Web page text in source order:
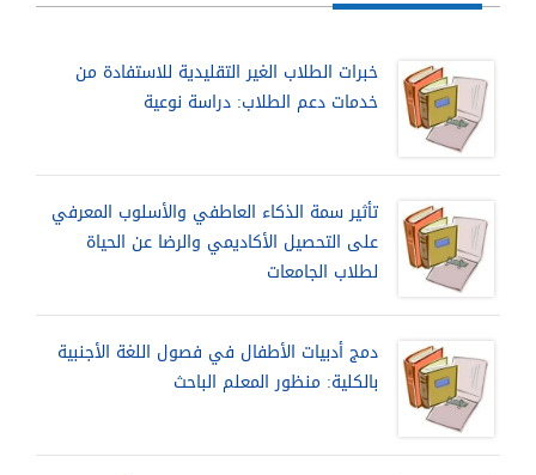
خبرات الطلاب الغير التقليدية للاستفادة من
خدمات دعم الطلاب: دراسة نوعية
تأثير سمة الذكاء العاطفي والأسلوب المعرفي
على التحصيل الأكاديمي والرضا عن الحياة
لطلاب الجامعات
دمج أدبيات الأطفال في فصول اللغة الأجنبية
بالكلية: منظور المعلم الباحث